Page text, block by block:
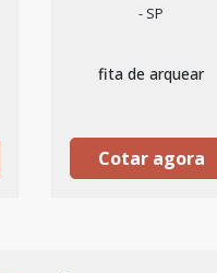
- SP
fita de arquear
Cotar agora